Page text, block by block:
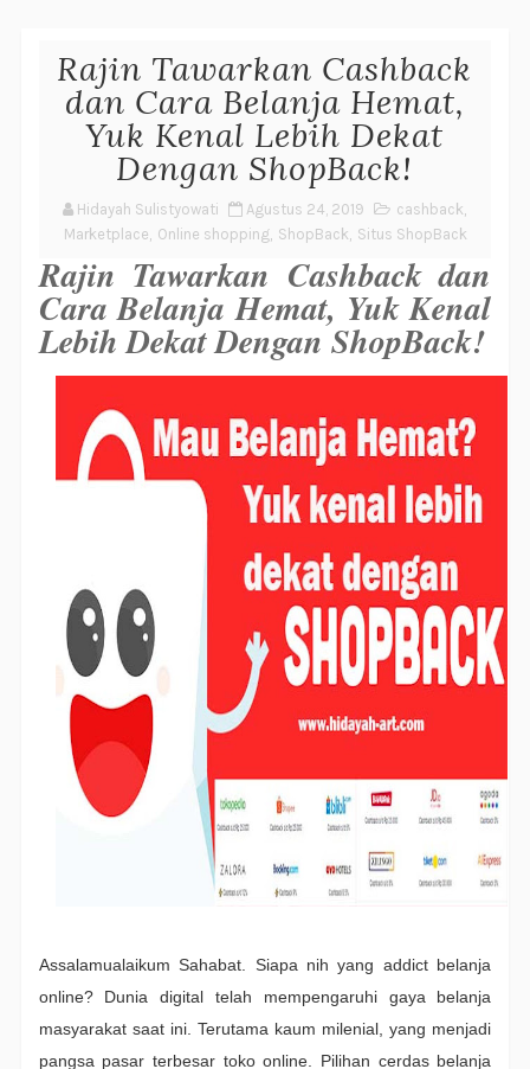
Rajin Tawarkan Cashback
dan Cara Belanja Hemat,
Yuk Kenal Lebih Dekat
Dengan ShopBack!
Hidayah Sulistyowati Agustus 24, 2019 cashback,
Marketplace, Online shopping, ShopBack, Situs ShopBack
Rajin Tawarkan Cashback dan
Cara Belanja Hemat, Yuk Kenal
Lebih Dekat Dengan ShopBack!
Assalamualaikum Sahabat. Siapa nih yang addict belanja
online? Dunia digital telah mempengaruhi gaya belanja
masyarakat saat ini. Terutama kaum milenial, yang menjadi
pangsa pasar terbesar toko online. Pilihan cerdas belanja